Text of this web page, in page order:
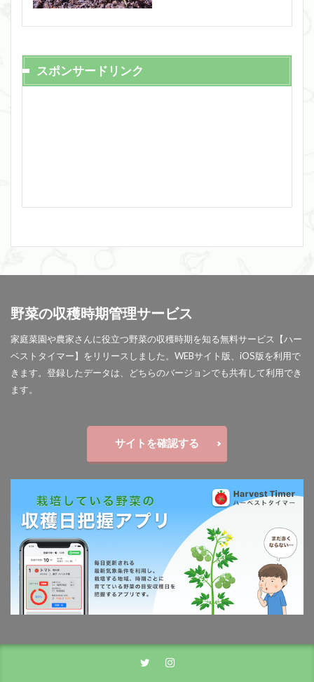
スポンサードリンク
野菜の収穫時期管理サービス
家庭菜園や農家さんに役立つ野菜の収穫時期を知る無料サービス【ハー
ベストタイマー】をリリースしました。WEBサイト版、iOS版を利用で
きます。登録したデータは、どちらのバージョンでも共有して利用でき
ます。
サイトを確認する